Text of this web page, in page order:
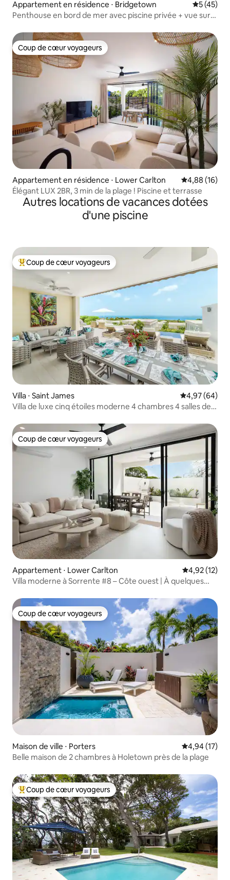
Appartement en résidence ⋅ Bridgetown
5 (45)
Penthouse en bord de mer avec piscine privée + vue sur
Coup de cœur voyageurs
Coup de cœur voyageurs
Appartement en résidence ⋅ Lower Carlton Évaluation
4,88 (16)
Élégant LUX 2BR, 3 min de la plage ! Piscine et terrasse
Autres locations de vacances dotées
d'une piscine
Coups de cœur voyageurs les plus appréciés
Coup de cœur voyageurs
Villa ⋅ Saint James Évaluation
4,97 (64)
Villa de luxe cinq étoiles moderne 4 chambres 4 salles de
Coup de cœur voyageurs
Coup de cœur voyageurs
Appartement ⋅ Lower Carlton Évaluation
4,92 (12)
Villa moderne à Sorrente #8 – Côte ouest | À quelques
Coup de cœur voyageurs
Coup de cœur voyageurs
Maison de ville ⋅ Porters Évaluation
4,94 (17)
Belle maison de 2 chambres à Holetown près de la plage
Coups de cœur voyageurs les plus appréciés
Coup de cœur voyageurs